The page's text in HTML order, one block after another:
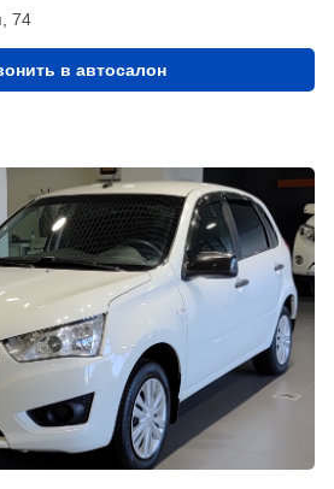
74
в автосалон